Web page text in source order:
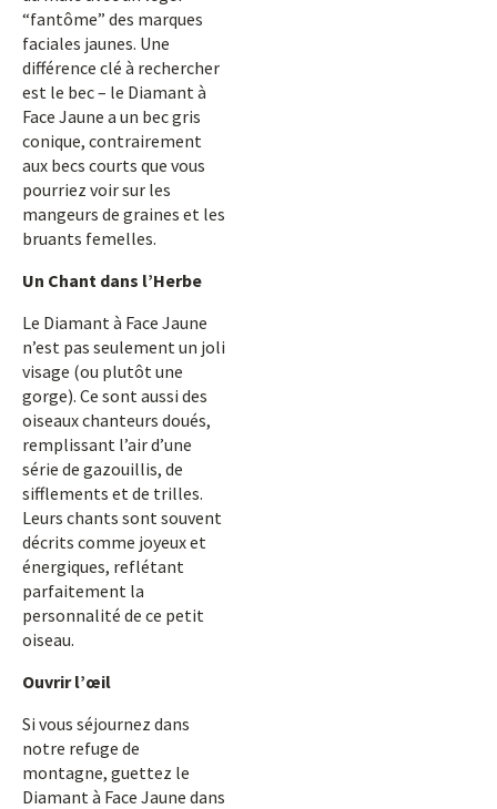
“fantôme” des marques
faciales jaunes. Une
différence clé à rechercher
est le bec – le Diamant à
Face Jaune a un bec gris
conique, contrairement
aux becs courts que vous
pourriez voir sur les
mangeurs de graines et les
bruants femelles.
Un Chant dans l’Herbe
Le Diamant à Face Jaune
n’est pas seulement un joli
visage (ou plutôt une
gorge). Ce sont aussi des
oiseaux chanteurs doués,
remplissant l’air d’une
série de gazouillis, de
sifflements et de trilles.
Leurs chants sont souvent
décrits comme joyeux et
énergiques, reflétant
parfaitement la
personnalité de ce petit
oiseau.
Ouvrir l’œil
Si vous séjournez dans
notre refuge de
montagne, guettez le
Diamant à Face Jaune dans